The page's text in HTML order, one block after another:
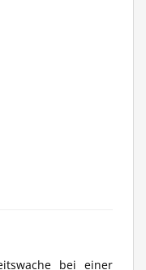
bei einer